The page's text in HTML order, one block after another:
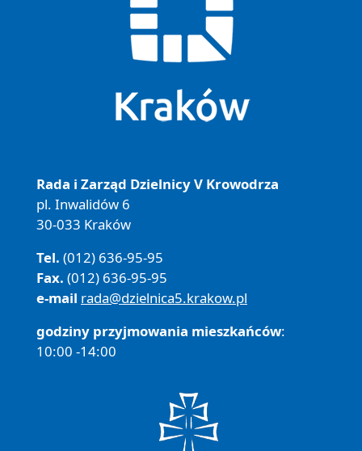
Rada i Zarząd Dzielnicy V Krowodrza
pl. Inwalidów 6
30-033 Kraków
Tel. (012) 636-95-95
Fax. (012) 636-95-95
e-mail rada@dzielnica5.krakow.pl
godziny przyjmowania mieszkańców:
10:00 -14:00